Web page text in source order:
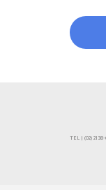
TEL | (02)